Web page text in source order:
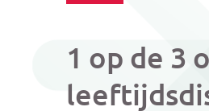
1 op de 3